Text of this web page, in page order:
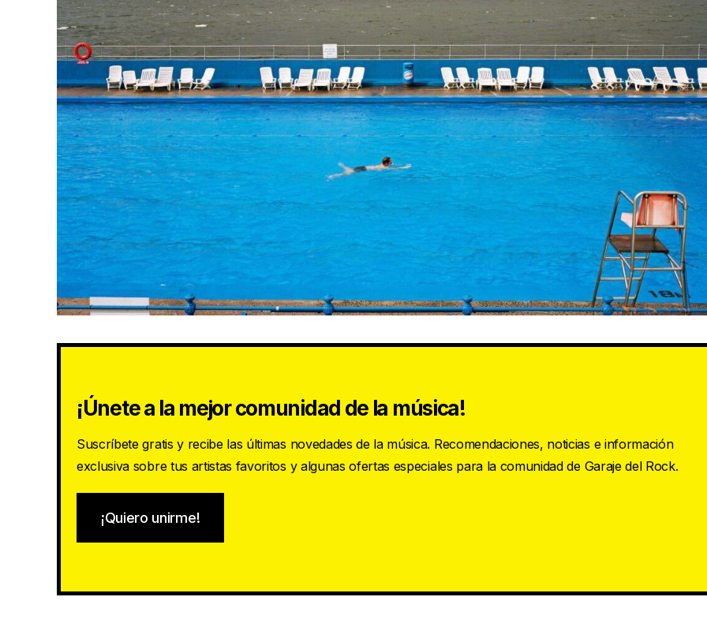
¡Únete a la mejor comunidad de la música!
Suscríbete gratis y recibe las últimas novedades de la música. Recomendaciones, noticias e información
exclusiva sobre tus artistas favoritos y algunas ofertas especiales para la comunidad de Garaje del Rock.
¡Quiero unirme!